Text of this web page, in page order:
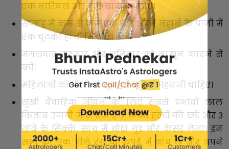
एक नारियल और कुछ बादाम चढ़ाएं।
सप्ताह में कम से कम एक बार अपने नहाने के पानी में
एक चुटकी हल्दी मिलाएं।
मंगलवार, गुरुवार और शनिवार को नाखून काटने से
बचें।
महिलाओं को पीली या सुनहरी चूड़ियां पहननी चाहिए।
सुखी वैवाहिक जीवन के लिए सबसे प्रभावी लाल
किताब उपायों में से एक है 7 कच्ची हल्दी की छड़ें और 3
तांबे के सिक्के, साथ में थोड़ा गुड़ और केसर लेना। इन
सभी को एक पीले रंग के कपड़े में बांध लें और अपने